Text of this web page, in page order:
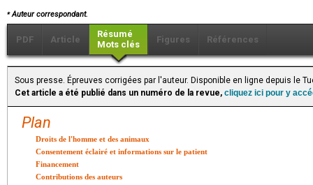
⁎Auteur correspondant.
PDF Article
Résumé
Mots clés
Figures Références
Sous presse. Épreuves corrigées par l'auteur. Disponible en ligne depuis le
Cet article a été publié dans un numéro de la revue, cliquez ici pour y
Plan
Droits de l'homme et des animaux
Consentement éclairé et informations sur le patient
Financement
Contributions des auteurs